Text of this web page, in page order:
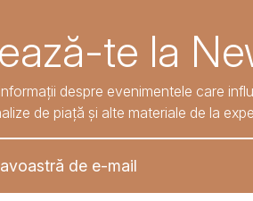
te la
despre evenimentele care
de piață și alte materiale de la